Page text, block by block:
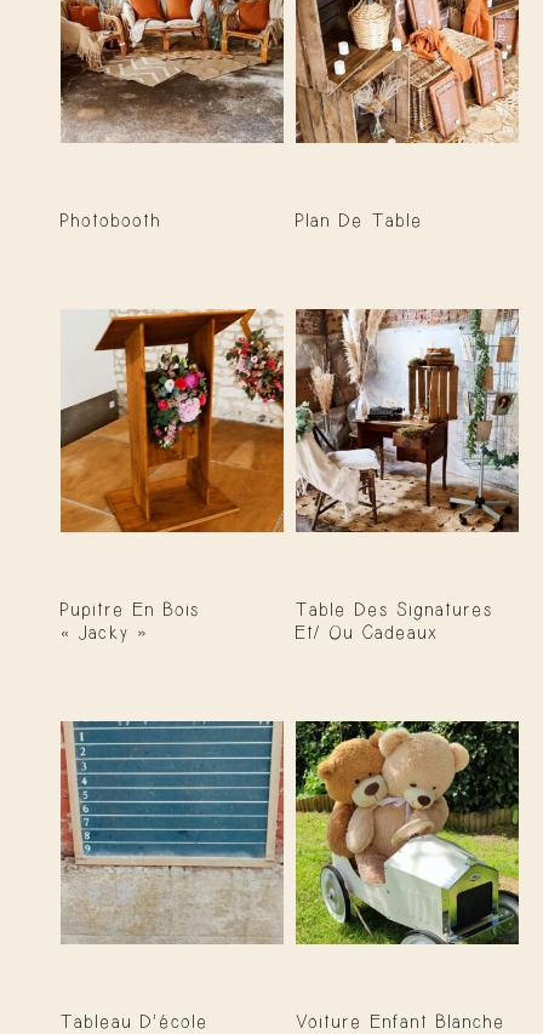
Photobooth Plan De Table
Pupitre En Bois
« Jacky »
Table Des Signatures
Et/ Ou Cadeaux
Tableau D’école
Voiture Enfant Blanche